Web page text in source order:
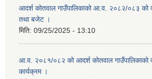
आदर्श कोतवाल गाउँपालिकाको आ.व. २०८२/०८३ को
तथा बजेट ।
मिति: 09/25/2025 - 13:10
आ.व. २०८१/०८२ को आदर्श कोतवाल गाउँपालिकाको
कार्यक्रम ।